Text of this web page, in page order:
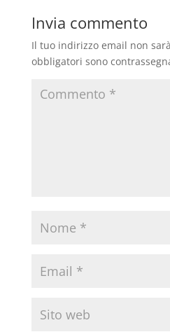
Invia commento
Il tuo indirizzo email non
obbligatori sono